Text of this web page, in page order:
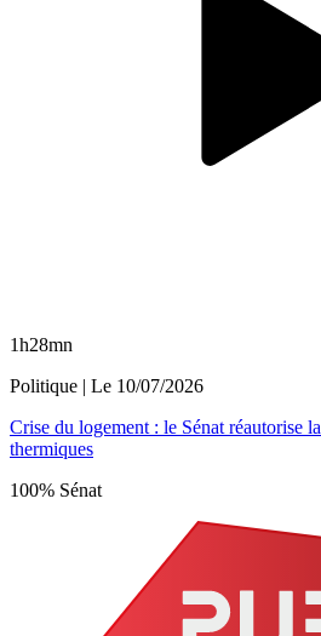
1h28mn
Politique | Le 10/07/2026
Crise du logement : le Sénat réautorise
thermiques
100% Sénat